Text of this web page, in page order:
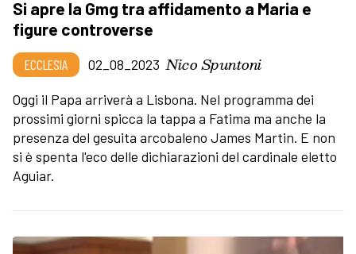
Si apre la Gmg tra affidamento a Maria e
figure controverse
ECCLESIA 02_08_2023 Nico Spuntoni
Oggi il Papa arriverà a Lisbona. Nel programma dei
prossimi giorni spicca la tappa a Fatima ma anche la
presenza del gesuita arcobaleno James Martin. E non
si è spenta l'eco delle dichiarazioni del cardinale eletto
Aguiar.